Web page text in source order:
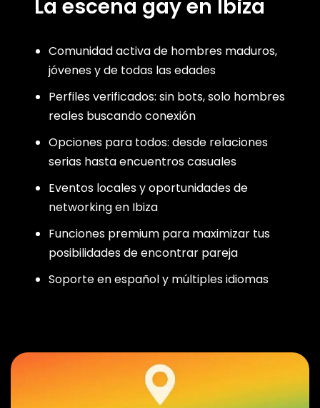
La escena gay en Ibiza
Comunidad activa de hombres maduros,
jóvenes y de todas las edades
Perfiles verificados: sin bots, solo hombres
reales buscando conexión
Opciones para todos: desde relaciones
serias hasta encuentros casuales
Eventos locales y oportunidades de
networking en Ibiza
Funciones premium para maximizar tus
posibilidades de encontrar pareja
Soporte en español y múltiples idiomas